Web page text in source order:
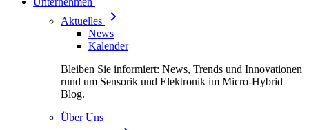
Aktuelles
News
Kalender
Bleiben Sie informiert: News, Trends und Innovationen
rund um Sensorik und Elektronik im Micro-Hybrid
Blog.
Über Uns